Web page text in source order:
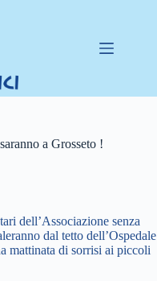
a Grosseto !
dell’Associazione senza
dal tetto dell’Ospedale
mattinata di sorrisi ai piccoli